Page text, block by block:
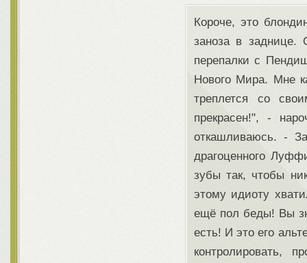
Короче, это
заноза в заднице.
перепалки с
Нового Мира. Мне
треплется со
прекрасен!", -
откашливаюсь. -
драгоценного
зубы так, чтобы
этому идиоту
ещё пол беды! Вы
есть! И это его
контролировать,